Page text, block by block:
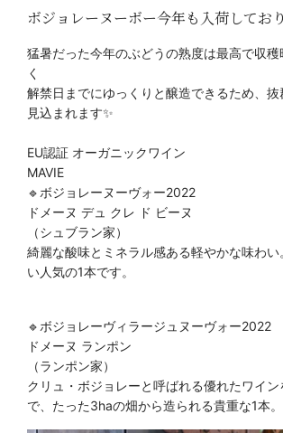
ボジョレーヌーボー今年も入荷してお
猛暑だった今年のぶどうの熟度は最高で収穫
く
解禁日までにゆっくりと醸造できるため、 抜
見込まれます✨
EU認証 オーガニックワイン
MAVIE
🔹ボジョレーヌーヴォー2022
ドメーヌ デュ クレ ド ビーヌ
（シュブラン家）
綺麗な酸味とミネラル感ある軽やかな味わい
い人気の1本です。
🔹ボジョレーヴィラージュヌーヴォー2022
ドメーヌ ランポン
（ランポン家）
クリュ・ボジョレーと呼ばれる優れたワイ
で、 たった3haの畑から造られる貴重な1本。